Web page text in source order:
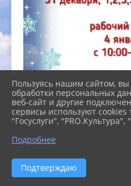
Пользуясь нашим сайтом, вы
обработки персональных
веб-сайт и другие
сервисы используют cookies
"Госуслуги",
Подробнее
Подтверждаю